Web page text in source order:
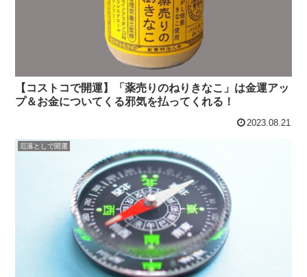
【コストコで開運】「薬売りのねりきなこ」は金運アッ
プ＆お金についてくる邪気を払ってくれる！
2023.08.21
厄落としで開運